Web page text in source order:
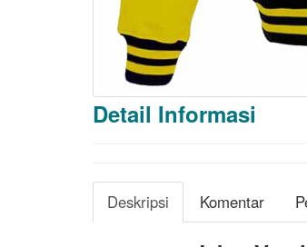
Detail Informasi
Deskripsi Komentar